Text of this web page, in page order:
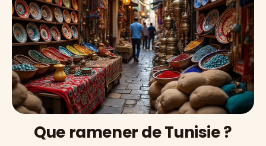
Que ramener de Tunisie ?